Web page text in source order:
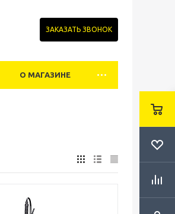
ЗАКАЗАТЬ ЗВОНОК
О МАГАЗИНЕ